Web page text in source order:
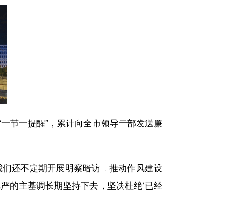
节一提醒”，累计向全市领导干部发送廉
还不定期开展明察暗访，推动作风建设
的主基调长期坚持下去，坚决杜绝‘已经